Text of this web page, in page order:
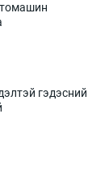
гэдэсний